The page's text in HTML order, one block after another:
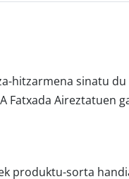
hitzarmena sinatu du
Fatxada Aireztatuen
produktu-sorta